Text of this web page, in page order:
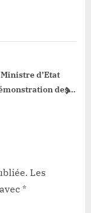
d’Etat
desnext
Les
*